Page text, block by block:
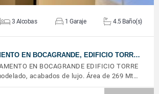
3 Alcobas 1 Garaje 4.5 Baño(s)
EN BOCAGRANDE, EDIFICIO TORR…
EN BOCAGRANDE EDIFICIO TORRE
acabados de lujo. Área de 269 Mt…